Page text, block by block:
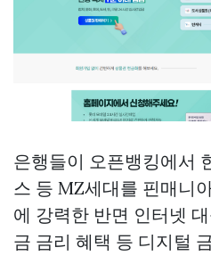
은행들이 오픈뱅킹에서
스 등 MZ세대를 핀매니
에 강력한 반면 인터넷
금 금리 혜택 등 디지털